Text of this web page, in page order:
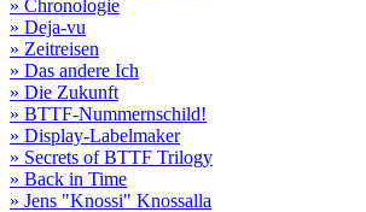
» Chronologie
» Deja-vu
» Zeitreisen
» Das andere Ich
» Die Zukunft
» BTTF-Nummernschild!
» Display-Labelmaker
» Secrets of BTTF Trilogy
» Back in Time
» Jens "Knossi" Knossalla